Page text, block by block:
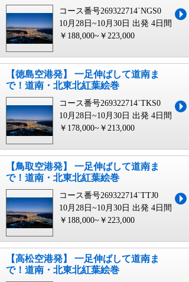
コース番号269322714`NGS0
10月28日~10月30日 出発 4日間
￥188,000~￥223,000
【徳島空港発】 一足伸ばして道南ま
で！道南・北東北紅葉絵巻
コース番号269322714`TKS0
10月28日~10月30日 出発 4日間
￥178,000~￥213,000
【鳥取空港発】 一足伸ばして道南ま
で！道南・北東北紅葉絵巻
コース番号269322714`TTJ0
10月28日~10月30日 出発 4日間
￥188,000~￥223,000
【高松空港発】 一足伸ばして道南ま
で！道南・北東北紅葉絵巻